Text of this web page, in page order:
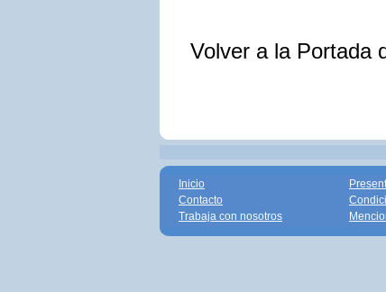
Volver a la Portada
Inicio
Contacto
Trabaja con nosotros